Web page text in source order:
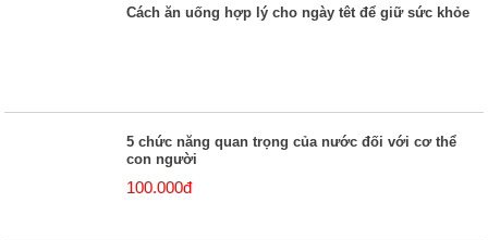
Cách ăn uống hợp lý cho ngày têt để giữ sức khỏe
5 chức năng quan trọng của nước đối với cơ thể
con người
100.000đ